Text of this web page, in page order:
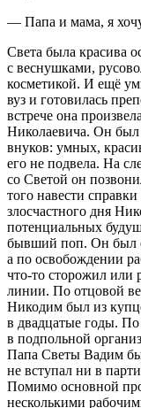
— Папа и мама, я
Света была красива
с веснушками,
косметикой. И ещё
вуз и готовилась
встрече она
Николаевича. Он был
внуков: умных,
его не подвела. На
со Светой он
того навести
злосчастного дня
потенциальных
бывший поп. Он был
а по освобождении
что-то сторожил или
линии. По отцовой
Никодим был из
в двадцатые годы.
в подпольной
Папа Светы Вадим
не вступал ни в
Помимо основной
несколькими